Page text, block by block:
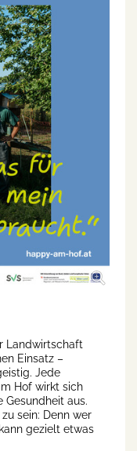
Landwirtschaft
Einsatz –
Jede
Hof wirkt sich
Gesundheit aus.
sein: Denn wer
gezielt etwas